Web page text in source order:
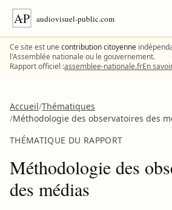
Aller au contenu
Ce site est unecontribution citoyenne
l'Assemblée nationale ou le gouvernement.
Rapport officiel :assemblee-nationale.frEn
Accueil/Thématiques
/Méthodologie des observatoires des
THÉMATIQUE DU RAPPORT
Méthodologie des
des médias